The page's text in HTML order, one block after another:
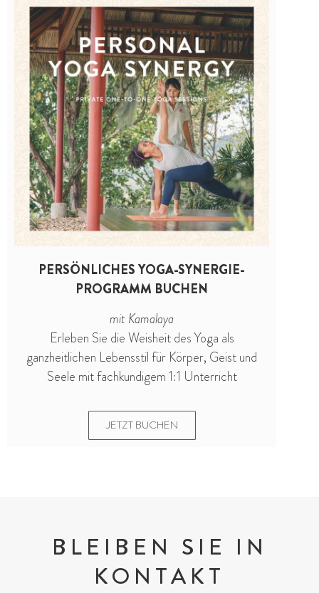
PERSÖNLICHES YOGA-SYNERGIE-
PROGRAMM BUCHEN
mit Kamalaya
Erleben Sie die Weisheit des Yoga als
ganzheitlichen Lebensstil für Körper, Geist und
Seele mit fachkundigem 1:1 Unterricht
JETZT BUCHEN
BLEIBEN SIE IN
KONTAKT